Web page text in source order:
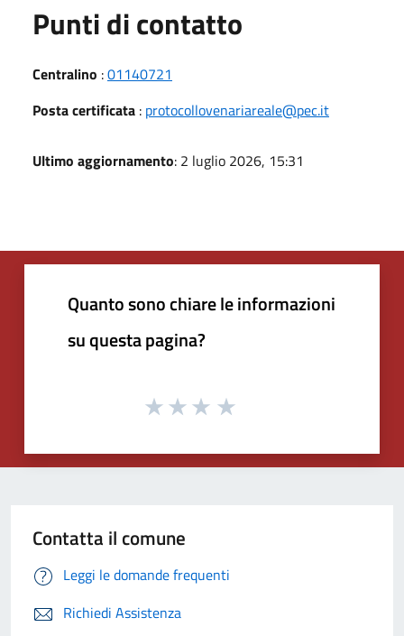
Punti di contatto
Centralino :01140721
Posta certificata : protocollovenariareale@pec.it
Ultimo aggiornamento: 2 luglio 2026, 15:31
Quanto sono chiare le informazioni
su questa pagina?
Contatta il comune
Leggi le domande frequenti
Richiedi Assistenza